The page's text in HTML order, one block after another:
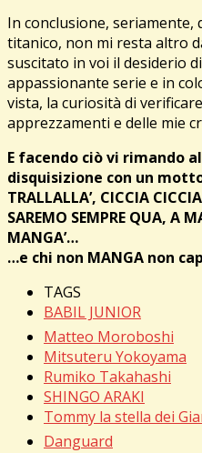
In conclusione,
titanico, non mi resta altro
suscitato in voi il desiderio
appassionante serie e in
vista, la curiosità di
apprezzamenti e delle mie
E facendo ciò vi rimando
disquisizione con un motto
TRALLALLA’, CICCIA
SAREMO SEMPRE QUA, A
MANGA’…
…e chi non MANGA non
TAGS
BABIL JUNIOR
Matteo Moroboshi
Mitsuteru Yokoyama
Rumiko Takahashi
SHINGO ARAKI
Tommy la stella dei
Danguard